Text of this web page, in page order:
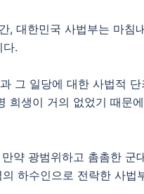
, 대한민국 사법부는 마
다.
그 일당에 대한 사법적
희생이 거의 없었기 때문
약 광범위하고 촘촘한
하수인으로 전락한 사